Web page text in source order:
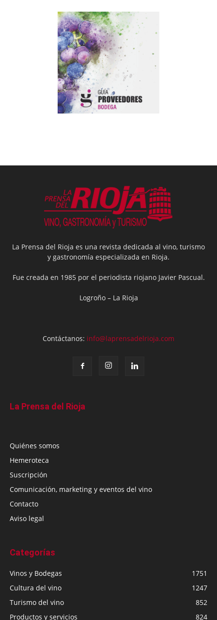
La Prensa del Rioja es una revista dedicada al vino, turismo
y gastronomía especializada en Rioja.
Fue creada en 1985 por el periodista riojano Javier Pascual.
Logroño – La Rioja
Contáctanos: info@laprensadelrioja.com
La Prensa del Rioja
Quiénes somos
Hemeroteca
Suscripción
Comunicación, marketing y eventos del vino
Contacto
Aviso legal
Categorías
Vinos y Bodegas
1751
Cultura del vino
1247
Turismo del vino
852
Productos y servicios
824